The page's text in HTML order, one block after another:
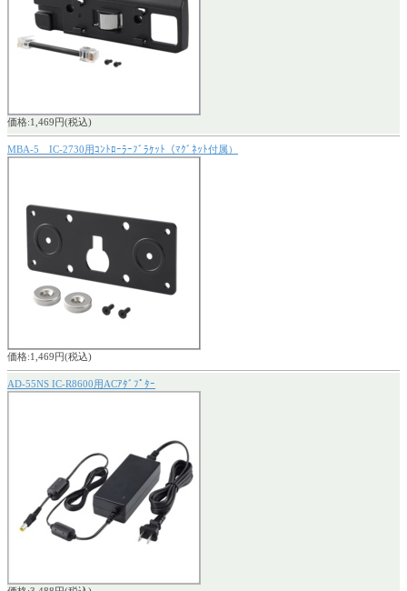
価格:1,469円(税込)
MBA-5 IC-2730用ｺﾝﾄﾛｰﾗｰﾌﾞﾗｹｯﾄ（ﾏｸﾞﾈｯﾄ付属）
価格:1,469円(税込)
AD-55NS IC-R8600用ACｱﾀﾞﾌﾟﾀｰ